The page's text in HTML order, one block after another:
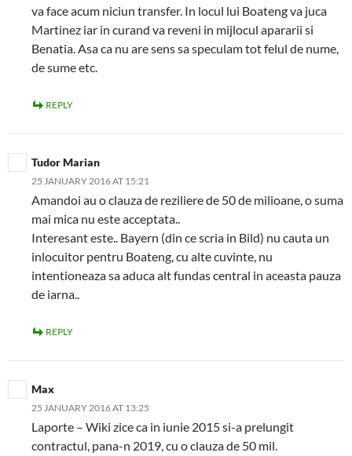
va face acum niciun transfer. In locul lui Boateng va juca
Martinez iar in curand va reveni in mijlocul apararii si
Benatia. Asa ca nu are sens sa speculam tot felul de nume,
de sume etc.
REPLY
Tudor Marian
25 JANUARY 2016 AT 15:21
Amandoi au o clauza de reziliere de 50 de milioane, o suma
mai mica nu este acceptata..
Interesant este.. Bayern (din ce scria in Bild) nu cauta un
inlocuitor pentru Boateng, cu alte cuvinte, nu
intentioneaza sa aduca alt fundas central in aceasta pauza
de iarna..
REPLY
Max
25 JANUARY 2016 AT 13:25
Laporte – Wiki zice ca in iunie 2015 si-a prelungit
contractul, pana-n 2019, cu o clauza de 50 mil.